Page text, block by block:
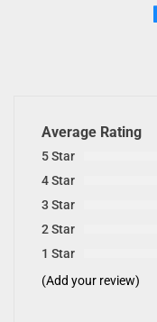
Average Rating
5 Star
4 Star
3 Star
2 Star
1 Star
(Add your review)